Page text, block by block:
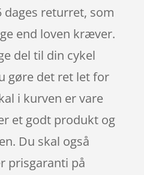
dages returret, som
end loven kræver.
del til din cykel
gøre det ret let for
i kurven er vare
et godt produkt og
Du skal også
prisgaranti på